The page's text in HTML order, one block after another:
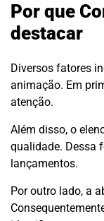
Por que
destacar
Diversos fatores
animação. Em
atenção.
Além disso, o
qualidade. Dessa
lançamentos.
Por outro lado, a